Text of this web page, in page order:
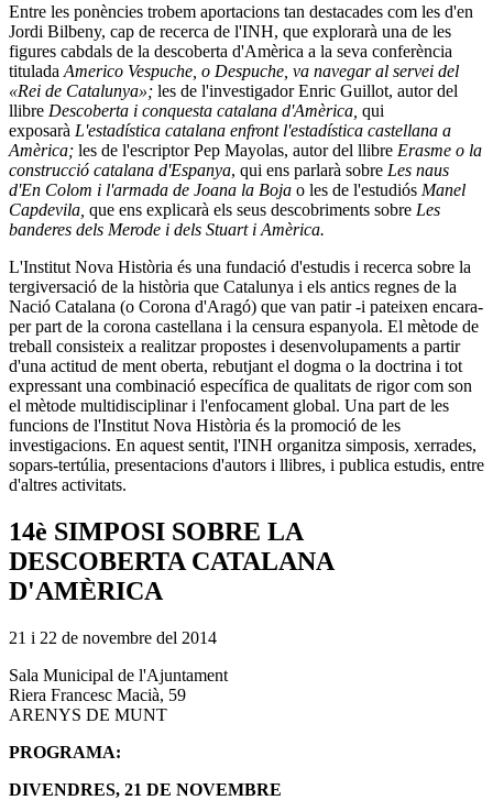
Entre les ponències trobem aportacions tan destacades com les d'en
Jordi Bilbeny, cap de recerca de l'INH, que explorarà una de les
figures cabdals de la descoberta d'Amèrica a la seva conferència
titulada Americo Vespuche, o Despuche, va navegar al servei del
«Rei de Catalunya»; les de l'investigador Enric Guillot, autor del
llibre Descoberta i conquesta catalana d'Amèrica, qui
exposarà L'estadística catalana enfront l'estadística castellana a
Amèrica; les de l'escriptor Pep Mayolas, autor del llibre Erasme o la
construcció catalana d'Espanya, qui ens parlarà sobre Les naus
d'En Colom i l'armada de Joana la Boja o les de l'estudiós Manel
Capdevila, que ens explicarà els seus descobriments sobre Les
banderes dels Merode i dels Stuart i Amèrica.
L'Institut Nova Història és una fundació d'estudis i recerca sobre la
tergiversació de la història que Catalunya i els antics regnes de la
Nació Catalana (o Corona d'Aragó) que van patir -i pateixen encara-
per part de la corona castellana i la censura espanyola. El mètode de
treball consisteix a realitzar propostes i desenvolupaments a partir
d'una actitud de ment oberta, rebutjant el dogma o la doctrina i tot
expressant una combinació específica de qualitats de rigor com son
el mètode multidisciplinar i l'enfocament global. Una part de les
funcions de l'Institut Nova Història és la promoció de les
investigacions. En aquest sentit, l'INH organitza simposis, xerrades,
sopars-tertúlia, presentacions d'autors i llibres, i publica estudis, entre
d'altres activitats.
14è SIMPOSI SOBRE LA
DESCOBERTA CATALANA
D'AMÈRICA
21 i 22 de novembre del 2014
Sala Municipal de l'Ajuntament
Riera Francesc Macià, 59
ARENYS DE MUNT
PROGRAMA:
DIVENDRES, 21 DE NOVEMBRE